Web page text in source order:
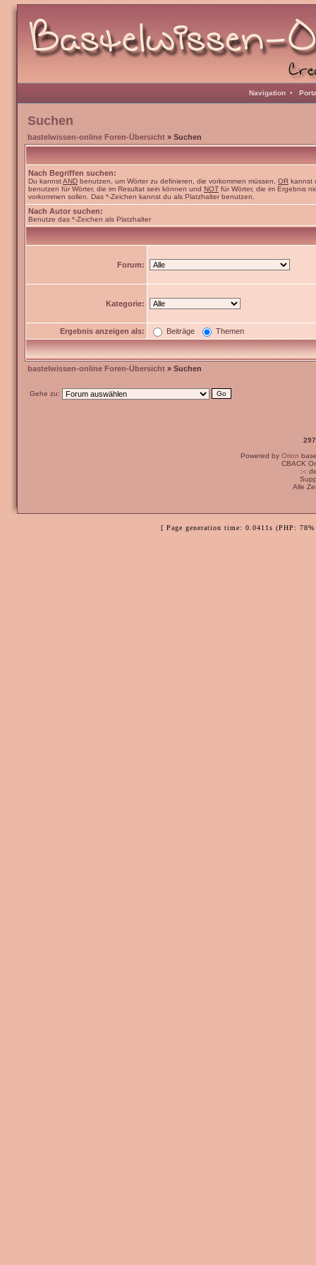
Navigation •
Suchen
bastelwissen-online Foren-Übersicht » Suchen
Nach Begriffen suchen:
Du kannstAND benutzen, um Wörter zu definieren, die vorkommen müssen, OR kannst
benutzen für Wörter, die im Resultat sein können und NOT für Wörter, die im Ergebnis
vorkommen sollen. Das *-Zeichen kannst du als Platzhalter benutzen.
Nach Autor suchen:
Benutze das *-Zeichen als Platzhalter
Forum:
Kategorie:
Ergebnis anzeigen als: Beiträge Themen
bastelwissen-online Foren-Übersicht » Suchen
Gehe zu:
Powered by Orion
CBACK
:-:
Alle
[ Page generation time: 0.0411s (PHP: